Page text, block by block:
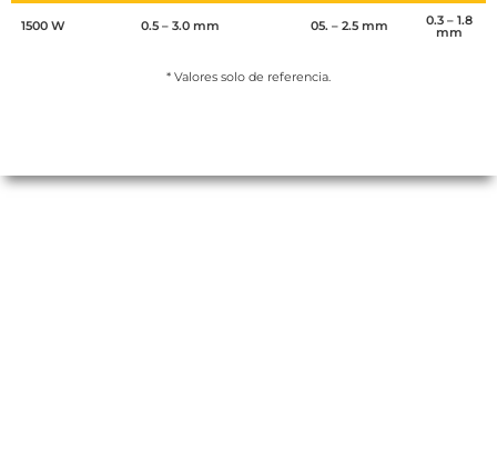
1500 W 0.5 – 3.0 mm 05. – 2.5 mm 0.3 – 1.8
mm
* Valores solo de referencia.